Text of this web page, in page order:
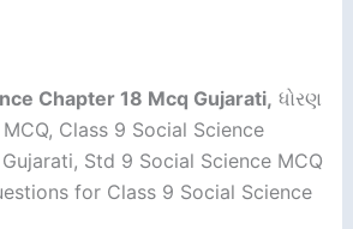
Chapter 18 Mcq Gujarati, ધોરણ
MCQ, Class 9 Social Science
Std 9 Social Science MCQ
for Class 9 Social Science